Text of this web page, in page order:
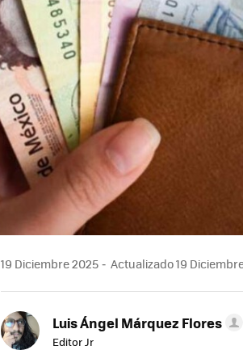
19 Diciembre 2025 Actualizado 19
Luis Ángel Márquez Flores
Editor Jr